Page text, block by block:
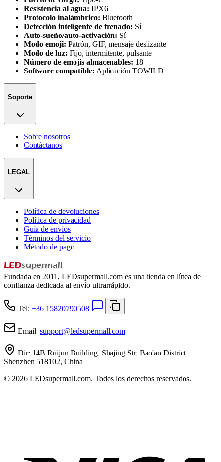
Resistencia al agua: IPX6
Protocolo inalámbrico: Bluetooth
Detección inteligente de frenado: Sí
Auto-sueño/auto-activación: Sí
Modo emoji: Patrón, GIF, mensaje deslizante
Modo de luz: Fijo, intermitente, pulsante
Número de emojis almacenables: 18
Software compatible: Aplicación TOWILD
Soporte
Sobre nosotros
Contáctanos
LEGAL
Política de devoluciones
Política de privacidad
Guía de envíos
Términos del servicio
Método de pago
Fundada en 2011, LEDsupermall.com es una tienda en línea de
confianza dedicada al envío ultrarrápido.
Tel: +86 15820790508
Email: support@ledsupermall.com
Dir: 14B Ruijun Building, Shajing Str, Bao'an District
Shenzhen 518102, China
© 2026 LEDsupermall.com. Todos los derechos reservados.